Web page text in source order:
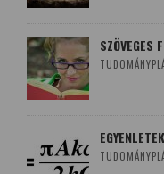
SZÖVEGES